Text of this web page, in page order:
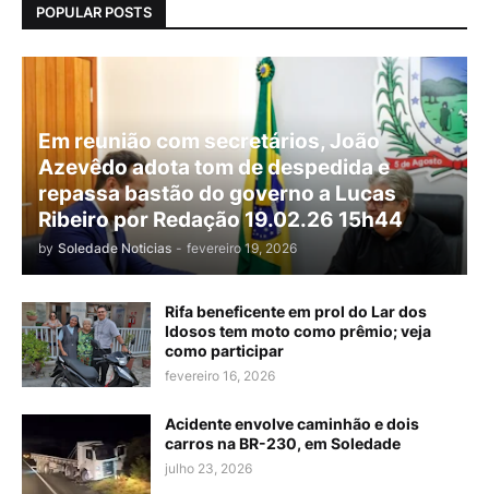
POPULAR POSTS
Em reunião com secretários, João
Azevêdo adota tom de despedida e
repassa bastão do governo a Lucas
Ribeiro por Redação 19.02.26 15h44
by Soledade Noticias - fevereiro 19, 2026
Rifa beneficente em prol do Lar dos
Idosos tem moto como prêmio; veja
como participar
fevereiro 16, 2026
Acidente envolve caminhão e dois
carros na BR-230, em Soledade
julho 23, 2026